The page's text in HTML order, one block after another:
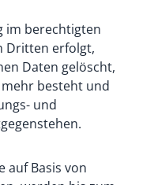
im berechtigten
Dritten erfolgt,
Daten gelöscht,
besteht und
und
auf Basis von